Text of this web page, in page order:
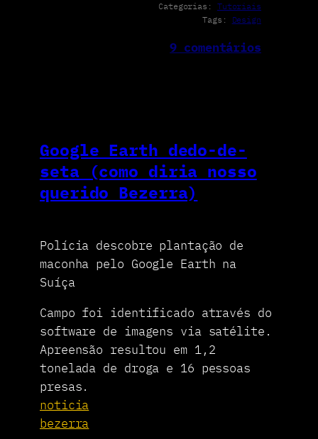
Categorias: Tutoriais
Tags: Design
9 comentários
Google Earth dedo-de-
seta (como diria nosso
querido Bezerra)
Polícia descobre plantação de
maconha pelo Google Earth na
Suíça
Campo foi identificado através do
software de imagens via satélite.
Apreensão resultou em 1,2
tonelada de droga e 16 pessoas
presas.
noticia
bezerra